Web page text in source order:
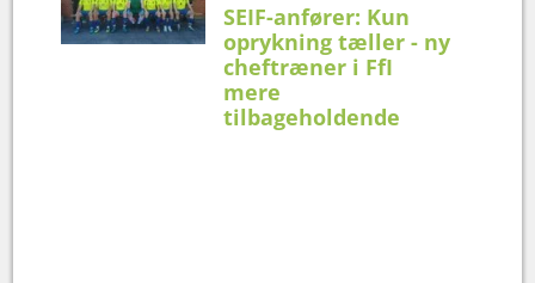
SEIF-anfører: Kun
oprykning tæller - ny
cheftræner i FfI
mere
tilbageholdende